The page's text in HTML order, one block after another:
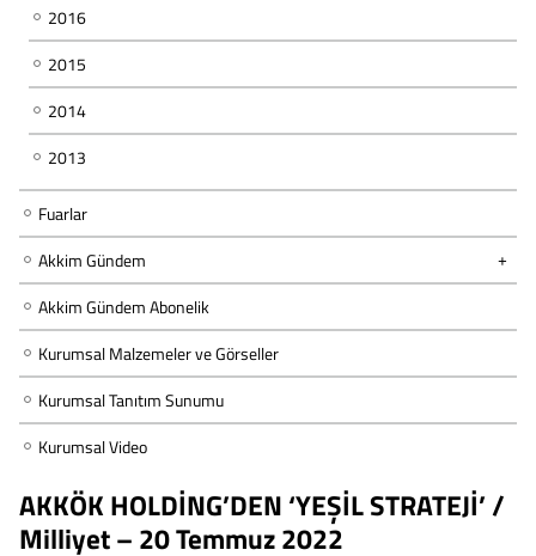
2016
2015
2014
2013
Fuarlar
Akkim Gündem
Akkim Gündem Abonelik
Kurumsal Malzemeler ve Görseller
Kurumsal Tanıtım Sunumu
Kurumsal Video
AKKÖK HOLDİNG’DEN ‘YEŞİL STRATEJİ’ /
Milliyet – 20 Temmuz 2022